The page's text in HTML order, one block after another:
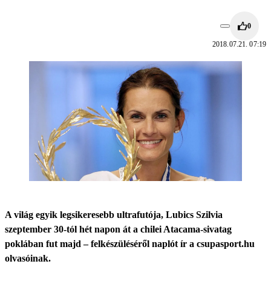
0
2018.07.21. 07:19
A világ egyik legsikeresebb ultrafutója, Lubics Szilvia
szeptember 30-tól hét napon át a chilei Atacama-sivatag
poklában fut majd – felkészüléséről naplót ír a csupasport.hu
olvasóinak.